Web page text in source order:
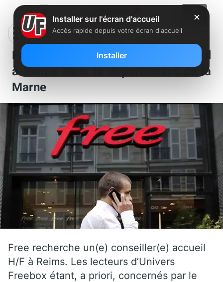
Free recherche un conseiller accueil
à Reims dans le département de la
Marne
Free recherche un(e) conseiller(e) accueil
H/F à Reims. Les lecteurs d’Univers
Freebox étant, a priori, concernés par le
✕
Installer sur l'écran d'accueil
Accès rapide depuis votre écran d'accueil
Installer